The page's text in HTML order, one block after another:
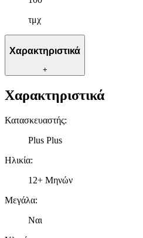
τμχ
Χαρακτηριστικά
+
Χαρακτηριστικά
Κατασκευαστής:
Plus Plus
Ηλικία:
12+ Μηνών
Μεγάλα:
Ναι